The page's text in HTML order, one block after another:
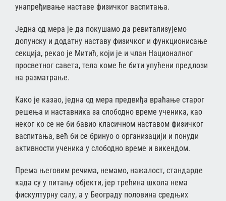
унапређивање наставе физичког васпитања.
Једна од мера је да покушамо да ревитализујемо
допунску и додатну наставу физичког и функционисање
секција, рекао је Митић, који је и члан Националног
просветног савета, тела коме ће бити упућени предлози
на разматрање.
Како је казао, једна од мера предвиђа враћање старог
решења и наставника за слободно време ученика, као
неког ко се не би бавио класичном наставом физичког
васпитања, већ би се бринуо о организацији и понуди
активности ученика у слободно време и викендом.
Према његовим речима, немамо, нажалост, стандарде
када су у питању објекти, јер трећина школа нема
фискултурну салу, а у Београду половина средњих